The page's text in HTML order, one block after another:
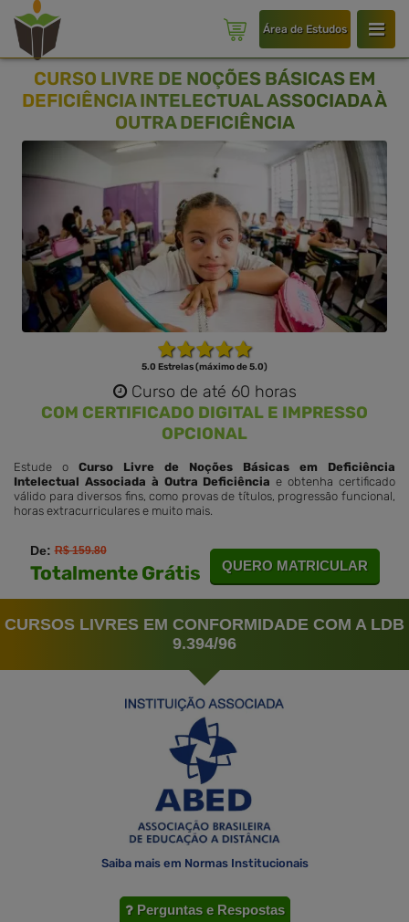
Área de Estudos
CURSO LIVRE DE NOÇÕES BÁSICAS EM
DEFICIÊNCIA INTELECTUAL ASSOCIADA À
OUTRA DEFICIÊNCIA
5.0 Estrelas (máximo de 5.0)
Curso de até 60 horas
COM CERTIFICADO DIGITAL E IMPRESSO
OPCIONAL
Estude o Curso Livre de Noções Básicas em Deficiência
Intelectual Associada à Outra Deficiência e obtenha certificado
válido para diversos fins, como provas de títulos, progressão funcional,
horas extracurriculares e muito mais.
De:R$ 159.80
Totalmente Grátis QUERO MATRICULAR
CURSOS LIVRES EM CONFORMIDADE COM A LDB
9.394/96
Saiba mais em Normas Institucionais
Perguntas e Respostas